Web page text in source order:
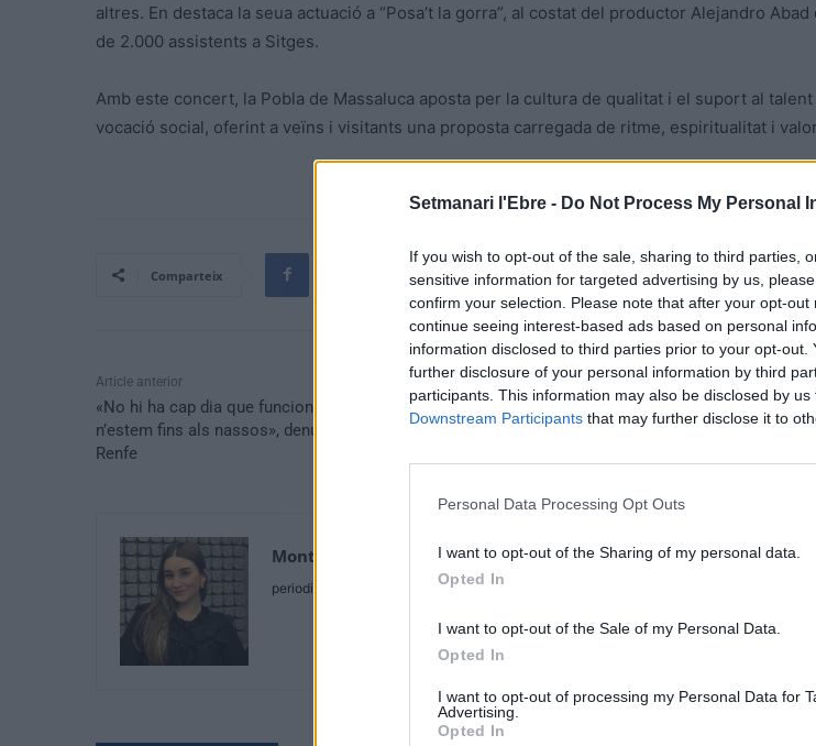
Setmanari l'Ebre - Do Not Process My Personal
If you wish to opt-out of the sale, sharing to third parties,
sensitive information for targeted advertising by us,
confirm your selection. Please note that after your opt-
continue seeing interest-based ads based on personal
information disclosed to third parties prior to your opt-
further disclosure of your personal information by third
participants. This information may also be disclosed by
Downstream Participants that may further disclose it to
Personal Data Processing Opt Outs
I want to opt-out of the Sharing of my personal data.
Opted In
I want to opt-out of the Sale of my Personal Data.
Opted In
I want to opt-out of processing my Personal Data for
Advertising.
Opted In
altres. En destaca la seua actuació a “Posa’t la gorra”, al costat del productor Alejandro Abad
de 2.000 assistents a Sitges.
Amb este concert, la Pobla de Massaluca aposta per la cultura de qualitat i el suport al
vocació social, oferint a veïns i visitants una proposta carregada de ritme, espiritualitat i
Comparteix
Article anterior
«No hi ha cap dia que funcioni amb normalitat,
n’estem fins als nassos», denuncia una usuària de
Renfe
Intervinguts a Deltebre més de
tonyina vermella capturada
Montse Ferrando Sancho
periodista